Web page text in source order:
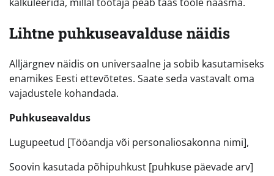
Lihtne puhkuseavalduse näidis
Alljärgnev näidis on universaalne ja sobib kasutamiseks
enamikes Eesti ettevõtetes. Saate seda vastavalt oma
vajadustele kohandada.
Puhkuseavaldus
Lugupeetud [Tööandja või personaliosakonna nimi],
Soovin kasutada põhipuhkust [puhkuse päevade arv]